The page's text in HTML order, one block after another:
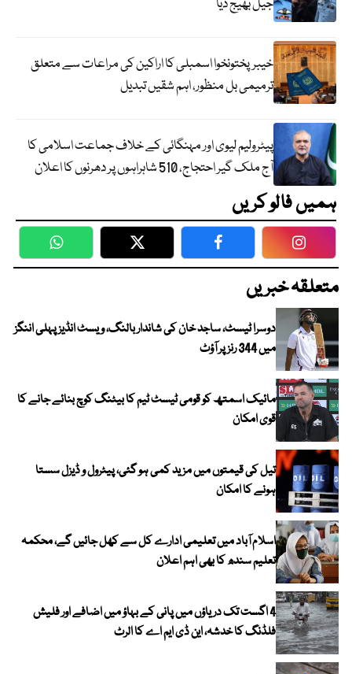
جیل بھیج دیا
خیبرپختونخوا اسمبلی کا اراکین کی مراعات سے متعلق
ترمیمی بل منظور، اہم شقیں تبدیل
پیٹرولیم لیوی اور مہنگائی کے خلاف جماعت اسلامی کا
آج ملک گیر احتجاج، 510 شاہراہوں پر دھرنوں کا اعلان
ہمیں فالو کریں
WhatsApp Twitter Facebook
متعلقہ خبریں
دوسرا ٹیسٹ، ساجد خان کی شاندار بالنگ، ویسٹ انڈیز پہلی اننگز
میں 344 رنز پر آؤٹ
مائیک اسمتھ کو قومی ٹیسٹ ٹیم کا بیٹنگ کوچ بنائے جانے کا
قوی امکان
تیل کی قیمتوں میں مزید کمی ہو گئی، پیٹرول و ڈیزل سستا
ہونے کا امکان
اسلام آباد میں تعلیمی ادارے کل سے کھل جائیں گے، محکمہ
تعلیم سندھ کا بھی اہم اعلان
4 اگست تک دریاؤں میں پانی کے بہاؤ میں اضافے اور فلیش
فلڈنگ کا خدشہ، این ڈی ایم اے کا الرٹ